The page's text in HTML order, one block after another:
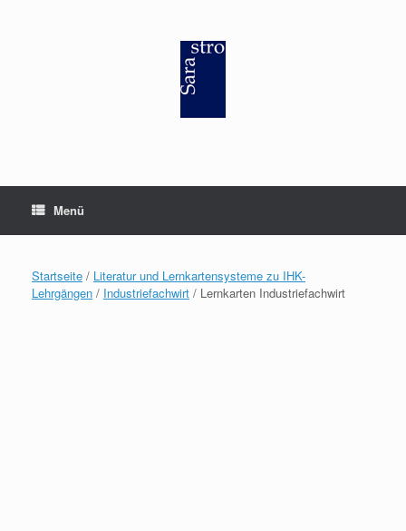
Menü
Startseite / Literatur und Lernkartensysteme zu IHK-
Lehrgängen / Industriefachwirt / Lernkarten Industriefachwirt